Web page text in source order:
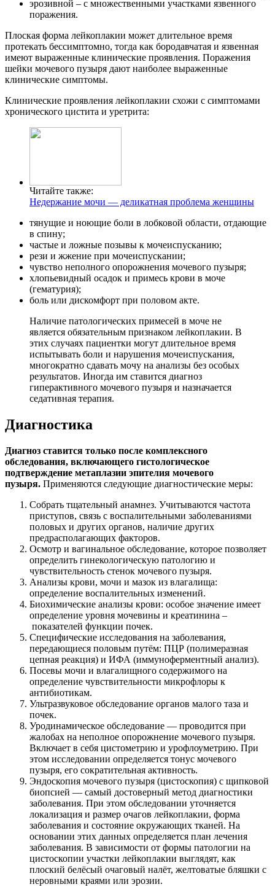
эрозивной – с множественными участками язвенного
поражения.
Плоская форма лейкоплакии может длительное время
протекать бессимптомно, тогда как бородавчатая и язвенная
имеют выраженные клинические проявления. Поражения
шейки мочевого пузыря дают наиболее выраженные
клинические симптомы.
Клинические проявления лейкоплакии схожи с симптомами
хронического цистита и уретрита:
Читайте также:
Недержание мочи — деликатная проблема женщины
тянущие и ноющие боли в лобковой области, отдающие
в спину;
частые и ложные позывы к мочеиспусканию;
рези и жжение при мочеиспускании;
чувство неполного опорожнения мочевого пузыря;
хлопьевидный осадок и примесь крови в моче
(гематурия);
боль или дискомфорт при половом акте.
Наличие патологических примесей в моче не
является обязательным признаком лейкоплакии. В
этих случаях пациентки могут длительное время
испытывать боли и нарушения мочеиспускания,
многократно сдавать мочу на анализы без особых
результатов. Иногда им ставится диагноз
гиперактивного мочевого пузыря и назначается
седативная терапия.
Диагностика
Диагноз ставится только после комплексного
обследования, включающего гистологическое
подтверждение метаплазии эпителия мочевого
пузыря. Применяются следующие диагностические меры:
Собрать тщательный анамнез. Учитываются частота
приступов, связь с воспалительными заболеваниями
половых и других органов, наличие других
предрасполагающих факторов.
Осмотр и вагинальное обследование, которое позволяет
определить гинекологическую патологию и
чувствительность стенок мочевого пузыря.
Анализы крови, мочи и мазок из влагалища:
определение воспалительных изменений.
Биохимические анализы крови: особое значение имеет
определение уровня мочевины и креатинина –
показателей функции почек.
Специфические исследования на заболевания,
передающиеся половым путём: ПЦР (полимеразная
цепная реакция) и ИФА (иммуноферментный анализ).
Посевы мочи и влагалищного содержимого на
определение чувствительности микрофлоры к
антибиотикам.
Ультразвуковое обследование органов малого таза и
почек.
Уродинамическое обследование — проводится при
жалобах на неполное опорожнение мочевого пузыря.
Включает в себя цистометрию и урофлоуметрию. При
этом исследовании определяется тонус мочевого
пузыря, его сократительная активность.
Эндоскопия мочевого пузыря (цистоскопия) с щипковой
биопсией — самый достоверный метод диагностики
заболевания. При этом обследовании уточняется
локализация и размер очагов лейкоплакии, форма
заболевания и состояние окружающих тканей. На
основании этих данных определяется план лечения
заболевания. В зависимости от формы патологии на
цистоскопии участки лейкоплакии выглядят, как
плоский белёсый очаговый налёт, желтоватые бляшки с
неровными краями или эрозии.